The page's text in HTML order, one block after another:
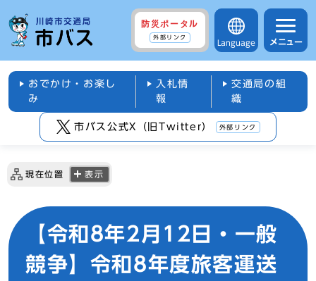
防災ポータル
外部リンク
Language メニュー
おでかけ・お楽し
み
入札情
報
交通局の組
織
市バス公式X（旧Twitter） 外部リンク
現在位置 表示
【令和8年2月12日・一般
競争】令和8年度旅客運送